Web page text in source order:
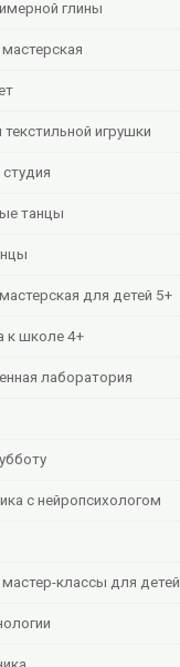
глины
игрушки
танцы
для детей 5+
к школе 4+
лаборатория
с нейропсихологом
классы для детей